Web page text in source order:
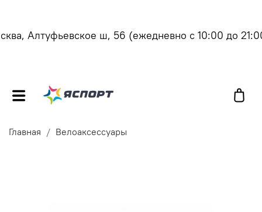
Алтуфьевское ш, 56(ежедневно с 10:00 до
Главная Велоаксессуары